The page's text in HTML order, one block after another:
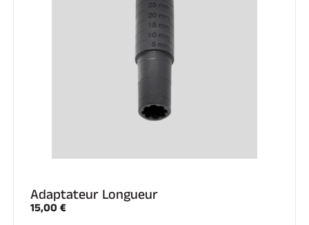
Adaptateur Longueur
15,00 €